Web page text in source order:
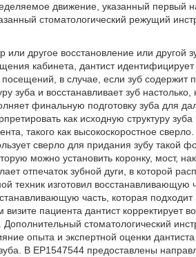
движение, указанный первый
стоматологический режущий
или другое восстановление или другой
кабинета, дантист
в случае, если зуб содержит
зуба и восстанавливает зуб настолько,
финальную подготовку зуба для
как исходную структуру зуба
такого как высокоскоростное
сверло для придания зубу такой
можно установить коронку, мост,
отпечаток зубной дуги, в которой
техник изготовил восстанавливающую
часть, которая
пациента дантист корректирует
стоматологический
опыта и экспертной оценки
В EP1547544 предоставлены